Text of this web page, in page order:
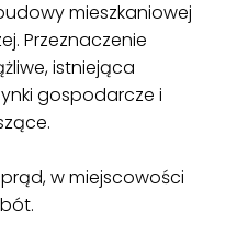
mieszkaniowej
Przeznaczenie
istniejąca
gospodarcze i
w miejscowości